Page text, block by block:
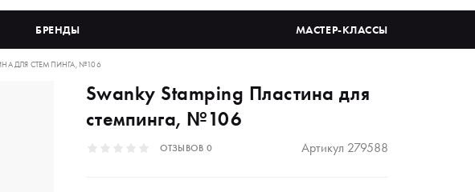
БРЕНДЫ МАСТЕР-КЛАССЫ
ДЛЯ СТЕМПИНГА, №106
Swanky Stamping Пластина для
стемпинга, №106
ОТЗЫВОВ 0 Артикул 279588